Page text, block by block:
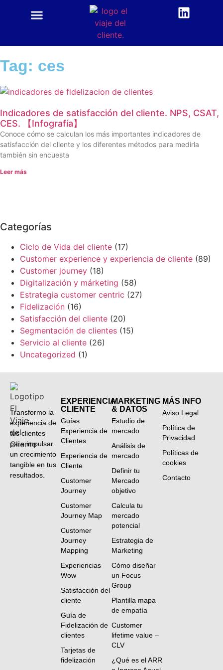
Tag: ces
Indicadores de satisfacción del cliente. NPS, CSAT,
CES. 【Infografía】
Conoce cómo se calculan los más importantes indicadores de
satisfacción del cliente y los diferentes métodos para medirla
también sin encuesta
Leer más
Categorías
Ciclo de Vida del cliente (17)
Customer experience y experiencia de cliente (89)
Customer journey (18)
Digitalización y márketing (58)
Estrategia customer centric (27)
Fidelización (16)
Satisfacción del cliente (20)
Segmentación de clientes (15)
Servicio al cliente (26)
Uncategorized (1)
Transformo la
experiencia de
tus clientes
para impulsar
un crecimiento
tangible en tus
resultados.
EXPERIENCIA
CLIENTE
Guías
Experiencia de
Clientes
Experiencia de
Cliente
Customer
Journey
Customer
Journey Map
Customer
Journey
Mapping
Experiencias
Wow
Satisfacción del
cliente
Guía de
Fidelización de
clientes
Tarjetas de
fidelización
MARKETING
& DATOS
Estudio de
mercado
Análisis de
mercado
Definir tu
Mercado
objetivo
Calcula tu
mercado
potencial
Estrategia de
Marketing
Cómo diseñar
un Focus
Group
Plantilla mapa
de empatía
Customer
lifetime value –
CLV
¿Qué es el ARR
MÁS INFO
Aviso Legal
Política de
Privacidad
Políticas de
cookies
Contacto